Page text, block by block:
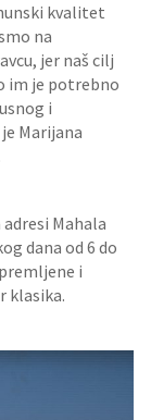
kvalitet
na
jer naš cilj
im je potrebno
i
Marijana
Mahala
dana od 6 do
i
klasika.